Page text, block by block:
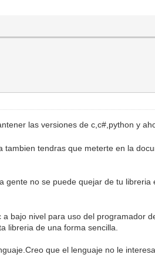
las versiones de c,c#,python y
tendras que meterte en la
no se puede quejar de tu
bajo nivel para uso del programador
libreria de una forma sencilla.
que el lenguaje no le